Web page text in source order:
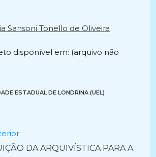
Sansoni Tonello de Oliveira
disponível em: (arquivo não
ESTADUAL DE LONDRINA (UEL)
DA ARQUIVÍSTICA PARA A